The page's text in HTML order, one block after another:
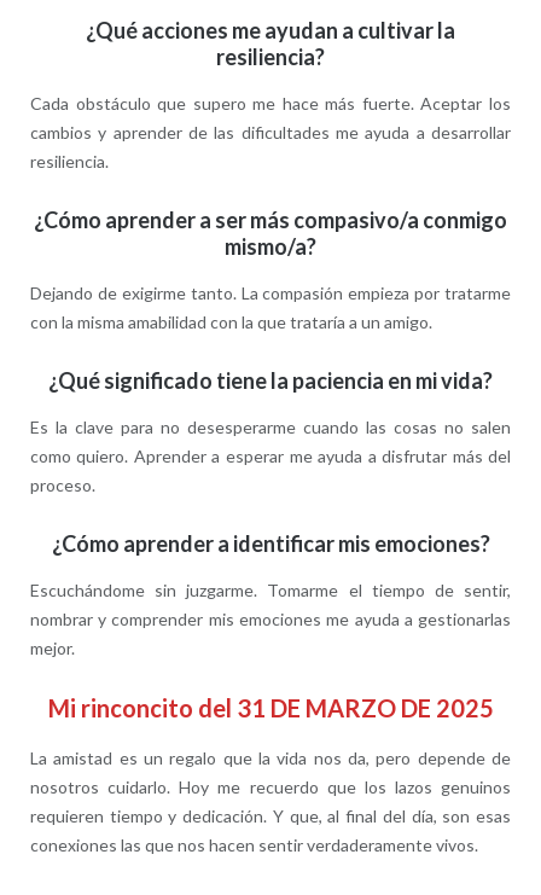
¿Qué acciones me ayudan a cultivar la
resiliencia?
Cada obstáculo que supero me hace más fuerte. Aceptar los
cambios y aprender de las dificultades me ayuda a desarrollar
resiliencia.
¿Cómo aprender a ser más compasivo/a conmigo
mismo/a?
Dejando de exigirme tanto. La compasión empieza por tratarme
con la misma amabilidad con la que trataría a un amigo.
¿Qué significado tiene la paciencia en mi vida?
Es la clave para no desesperarme cuando las cosas no salen
como quiero. Aprender a esperar me ayuda a disfrutar más del
proceso.
¿Cómo aprender a identificar mis emociones?
Escuchándome sin juzgarme. Tomarme el tiempo de sentir,
nombrar y comprender mis emociones me ayuda a gestionarlas
mejor.
Mi rinconcito del 31 DE MARZO DE 2025
La amistad es un regalo que la vida nos da, pero depende de
nosotros cuidarlo. Hoy me recuerdo que los lazos genuinos
requieren tiempo y dedicación. Y que, al final del día, son esas
conexiones las que nos hacen sentir verdaderamente vivos.